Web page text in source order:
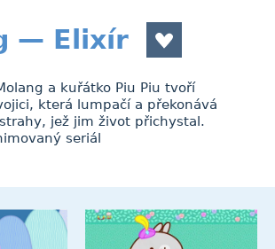
— Elixír
a kuřátko Piu Piu tvoří
která lumpačí a překonává
jež jim život přichystal.
seriál